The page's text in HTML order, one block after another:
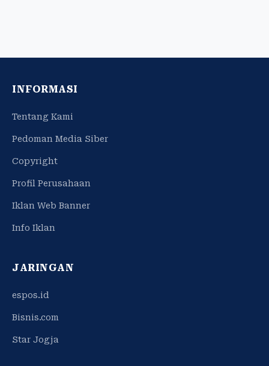
INFORMASI
Tentang Kami
Pedoman Media Siber
Copyright
Profil Perusahaan
Iklan Web Banner
Info Iklan
JARINGAN
espos.id
Bisnis.com
Star Jogja